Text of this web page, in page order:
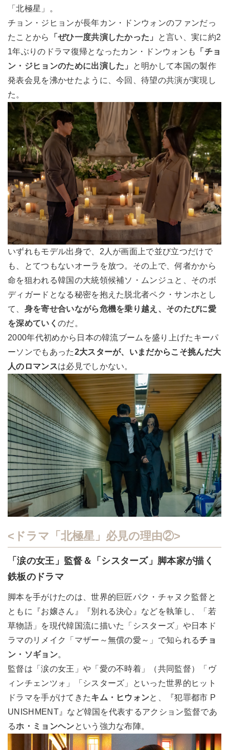
「北極星」。
チョン・ジヒョンが長年カン・ドンウォンのファンだっ
たことから
「ぜひ一度共演したかった」
と言い、実に約2
1年ぶりのドラマ復帰となったカン・ドンウォンも
「チョ
ン・ジヒョンのために出演した」
と明かして本国の製作
発表会見を沸かせたように、今回、待望の共演が実現し
た。
いずれもモデル出身で、2人が画面上で並び立つだけで
も、とてつもないオーラを放つ。その上で、何者かから
命を狙われる韓国の大統領候補ソ・ムンジュと、そのボ
ディガードとなる秘密を抱えた脱北者ペク・サンホとし
て、 身を寄せ合いながら危機を乗り越え、そのたびに愛
を深めていく のだ。
2000年代初めから日本の韓流ブームを盛り上げたキーパ
ーソンでもあった2大スターが、いまだからこそ挑んだ大
人のロマンスは必見でしかない。
<ドラマ「北極星」必見の理由②>
「涙の女王」監督＆「シスターズ」脚本家が描く
鉄板のドラマ
脚本を手がけたのは、世界的巨匠パク・チャヌク監督と
ともに『お嬢さん』『別れる決心』などを執筆し、「若
草物語」を現代韓国流に描いた「シスターズ」や日本ド
ラマのリメイク「マザー～無償の愛～」で知られるチョ
ン・ソギョン。
監督は「涙の女王」や「愛の不時着」（共同監督）「ヴ
ィンチェンツォ」「シスターズ」といった世界的ヒット
ドラマを手がけてきたキム・ヒウォンと、『犯罪都市 P
UNISHMENT』など韓国を代表するアクション監督であ
るホ・ミョンヘンという強力な布陣。